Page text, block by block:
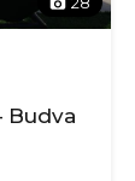
Budva